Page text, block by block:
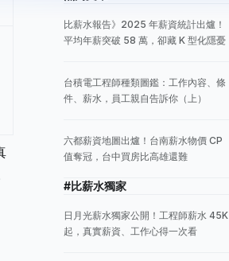
比薪水報告》2025 年薪資統計出爐！
平均年薪突破 58 萬，卻藏 K 型化隱憂
台積電工程師種類圖鑑：工作內容、條
件、薪水，員工親自告訴你（上）
六都薪資地圖出爐！台南薪水物價 CP
值奪冠，台中買房比高雄還難
#比薪水獨家
日月光薪水獨家公開！工程師薪水 45K
起，真實薪資、工作心得一次看